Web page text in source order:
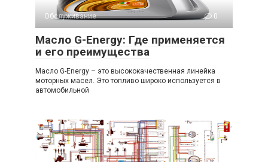
Обслуживание 0
Масло G-Energy: Где применяется
и его преимущества
Масло G-Energy – это высококачественная линейка
моторных масел. Это топливо широко используется в
автомобильной